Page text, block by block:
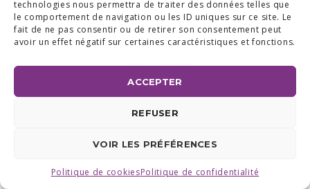
technologies nous permettra de traiter des données telles que
le comportement de navigation ou les ID uniques sur ce site. Le
fait de ne pas consentir ou de retirer son consentement peut
avoir un effet négatif sur certaines caractéristiques et fonctions.
ACCEPTER
REFUSER
VOIR LES PRÉFÉRENCES
Politique de cookiesPolitique de confidentialité